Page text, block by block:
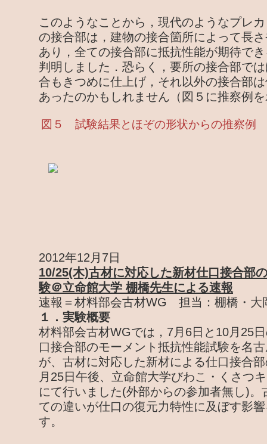
このようなことから，現代のようなプレ
の接合部は，建物の接合箇所によって長
あり，全ての接合部に抵抗性能が期待で
判明しました．恐らく，要所の接合部で
合もきつめに仕上げ，それ以外の接合部
あったのかもしれません（図５に推察例
図５ 試験結果とほぞの形状からの推察例
2012年12月7日
10/25(木)古材に対応した新材仕口接合部
験＠立命館大学 棚橋先生による速報
速報＝材料部会古材WG 担当：棚橋・大
１．実験概要
材料部会古材WGでは，7月6日と10月25
口接合部のモーメント抵抗性能試験を名
が、古材に対応した新材による仕口接合
月25日午後、立命館大学びわこ・くさつ
にて行いました(外部からの参加者無し)。
ての違いが仕口の復元力特性に及ぼす影
す。